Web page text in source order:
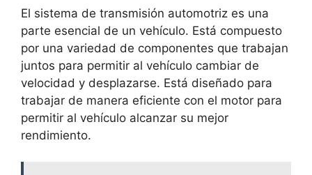
El sistema de transmisión automotriz es una
parte esencial de un vehículo. Está compuesto
por una variedad de componentes que trabajan
juntos para permitir al vehículo cambiar de
velocidad y desplazarse. Está diseñado para
trabajar de manera eficiente con el motor para
permitir al vehículo alcanzar su mejor
rendimiento.